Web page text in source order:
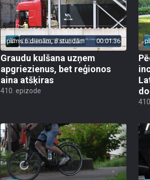
pirms 6 dienām, 8 stundām 00:01:36
Graudu kulšana uzņem
apgriezienus, bet reģionos
aina atšķiras
410. epizode